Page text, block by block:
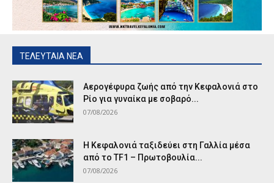
ΤΕΛΕΥΤΑΙΑ ΝΕΑ
Αερογέφυρα ζωής από την Κεφαλονιά στο
Ρίο για γυναίκα με σοβαρό...
07/08/2026
Η Κεφαλονιά ταξιδεύει στη Γαλλία μέσα
από το TF1 – Πρωτοβουλία...
07/08/2026